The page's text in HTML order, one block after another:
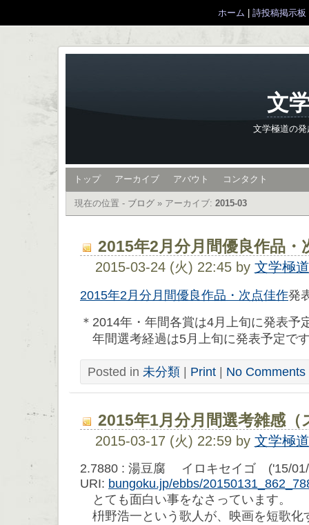
ホーム 詩投稿掲示板
文
文学極道の
トップ アーカイブ アバウト コンタクト
現在の位置 - ブログ » アーカイブ: 2015-03
2015年2月分月間優良作品・
2015-03-24 (火) 22:45 by 文学極
2015年2月分月間優良作品・次点佳作発
＊2014年・年間各賞は4月上旬に発表予
年間選考経過は5月上旬に発表予定で
Posted in 未分類 | Print | No Comments
2015年1月分月間選考雑感（
2015-03-17 (火) 22:59 by 文学極
2.7880 : 湯豆腐 イロキセイゴ ('15/01/
URI: bungoku.jp/ebbs/
とても面白い事をなさっています。
枡野浩一という歌人が、映画を短歌化